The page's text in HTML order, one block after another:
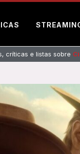
críticas e listas sobre